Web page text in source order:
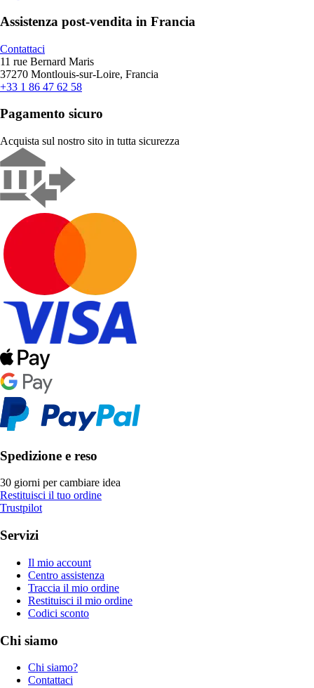
Assistenza post-vendita in Francia
Contattaci
11 rue Bernard Maris
37270 Montlouis-sur-Loire, Francia
+33 1 86 47 62 58
Pagamento sicuro
Acquista sul nostro sito in tutta sicurezza
Spedizione e reso
30 giorni per cambiare idea
Restituisci il tuo ordine
Trustpilot
Servizi
Il mio account
Centro assistenza
Traccia il mio ordine
Restituisci il mio ordine
Codici sconto
Chi siamo
Chi siamo?
Contattaci